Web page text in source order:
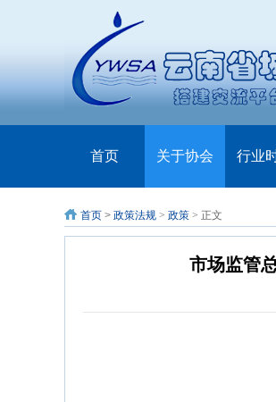
首页 关于协会 行业
首页 > 政策法规 > 政策 > 正文
市场监管